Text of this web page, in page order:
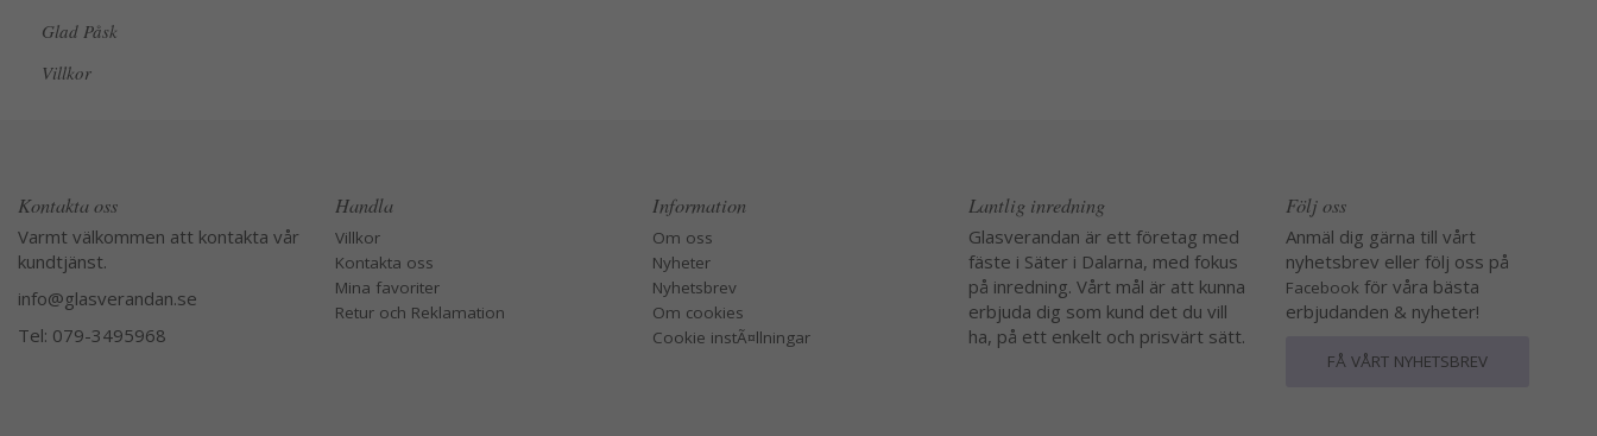
Glad Påsk
Villkor
Kontakta oss
Varmt välkommen att kontakta vår
kundtjänst.
info@glasverandan.se
Tel: 079-3495968
Handla
Villkor
Kontakta oss
Mina favoriter
Retur och Reklamation
Information
Om oss
Nyheter
Nyhetsbrev
Om cookies
Cookie instÃ¤llningar
Lantlig inredning
Glasverandan är ett företag med
fäste i Säter i Dalarna, med fokus
på inredning. Vårt mål är att kunna
erbjuda dig som kund det du vill
ha, på ett enkelt och prisvärt sätt.
Följ oss
Anmäl dig gärna till vårt
nyhetsbrev eller följ oss på
Facebook för våra bästa
erbjudanden & nyheter!
FÅ VÅRT NYHETSBREV